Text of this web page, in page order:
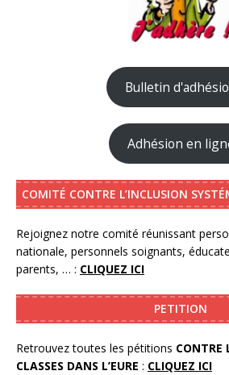
Bulletin
Adhésion en
COMITÉ CONTRE L’INCLUSION
Rejoignez notre comité réunissant
nationale, personnels soignants,
parents, … : CLIQUEZ ICI
PETITION
Retrouvez toutes les pétitions CONTRE
CLASSES DANS L’EURE : CLIQUEZ ICI